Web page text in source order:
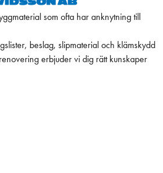
som ofta har anknytning till
beslag, slipmaterial och klämskydd
erbjuder vi dig rätt kunskaper